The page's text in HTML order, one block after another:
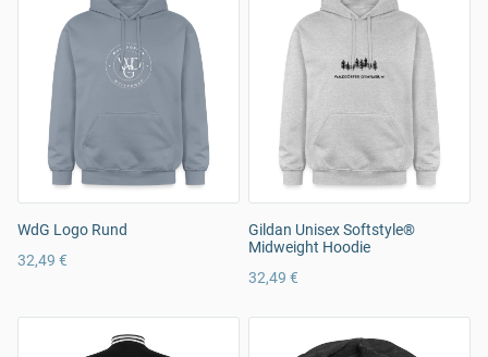
WdG Logo Rund
32,49 €
Gildan Unisex Softstyle®
Midweight Hoodie
32,49 €